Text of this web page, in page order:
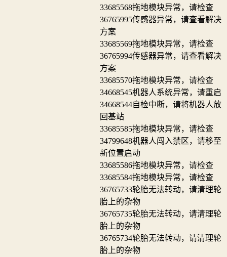
33685568拖地模块异常，请检查
36765995传感器异常，请查看解决
方案
33685569拖地模块异常，请检查
36765994传感器异常，请查看解决
方案
33685570拖地模块异常，请检查
34668545机器人系统异常，请重启
34668544自检中断，请将机器人放
回基站
33685585拖地模块异常，请检查
34799648机器人闯入禁区，请移至
新位置启动
33685586拖地模块异常，请检查
33685584拖地模块异常，请检查
36765733轮胎无法转动，请清理轮
胎上的杂物
36765735轮胎无法转动，请清理轮
胎上的杂物
36765734轮胎无法转动，请清理轮
胎上的杂物